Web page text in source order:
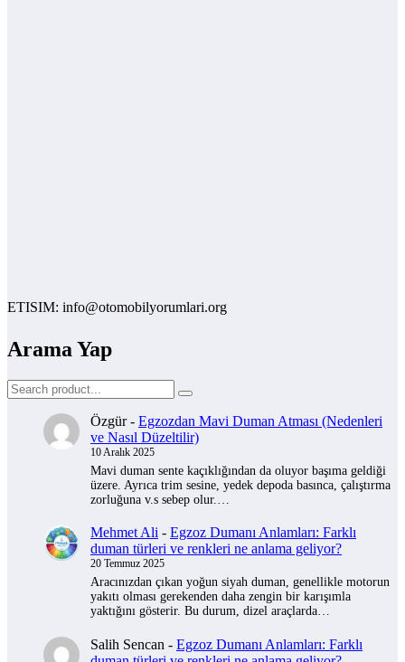
info@otomobilyorumlari.org
Arama Yap
Özgür- Egzozdan Mavi Duman Atması (Nedenleri
ve Nasıl Düzeltilir)
10 Aralık 2025
Mavi duman sente kaçıklığından da oluyor başıma geldiği
üzere. Ayrıca trim sesine, yedek depoda basınca, çalıştırma
zorluğuna v.s sebep olur.…
Mehmet Ali - Egzoz Dumanı Anlamları: Farklı
duman türleri ve renkleri ne anlama geliyor?
20 Temmuz 2025
Aracınızdan çıkan yoğun siyah duman, genellikle motorun
yakıtı olması gerekenden daha zengin bir karışımla
yaktığını gösterir. Bu durum, dizel araçlarda…
Salih Sencan - Egzoz Dumanı Anlamları: Farklı